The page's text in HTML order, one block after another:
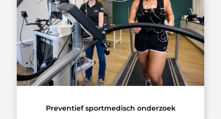
Preventief sportmedisch onderzoek